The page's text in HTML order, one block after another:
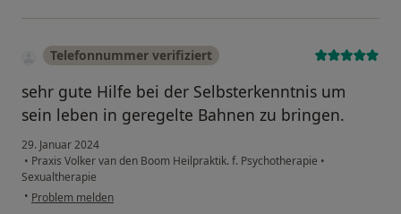
Telefonnummer verifiziert
sehr gute Hilfe bei der Selbsterkenntnis um
sein leben in geregelte Bahnen zu bringen.
29. Januar 2024
• Praxis Volker van den Boom Heilpraktik. f. Psychotherapie •
Sexualtherapie
• Problem melden